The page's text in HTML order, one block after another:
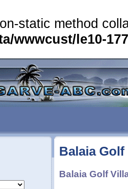
static method
wwwcust/le10-
Balaia
Balaia Golf